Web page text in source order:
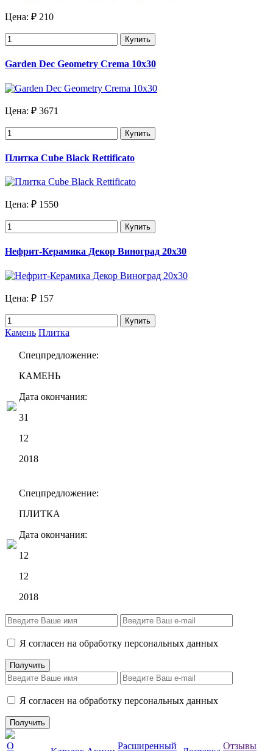
Цена: ₽ 210
Купить
Garden Dec Geometry Crema 10х30
Цена: ₽ 3671
Купить
Плитка Cube Black Rettificato
Цена: ₽ 1550
Купить
Нефрит-Керамика Декор Виноград 20х30
Цена: ₽ 157
Купить
Камень Плитка
Спецпредложение:
КАМЕНЬ
Дата окончания:
31
12
2018
Спецпредложение:
ПЛИТКА
Дата окончания:
12
12
2018
Я согласен на обработку персональных данных
Я согласен на обработку персональных данных
О Расширенный Отзывы